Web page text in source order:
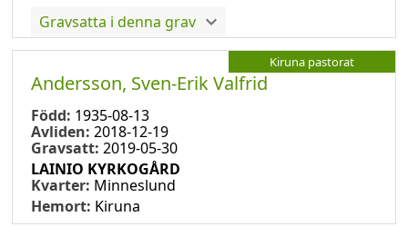
Gravsatta i denna grav
Kiruna pastorat
Andersson, Sven-Erik Valfrid
Född: 1935-08-13
Avliden: 2018-12-19
Gravsatt: 2019-05-30
LAINIO KYRKOGÅRD
Kvarter: Minneslund
Hemort: Kiruna